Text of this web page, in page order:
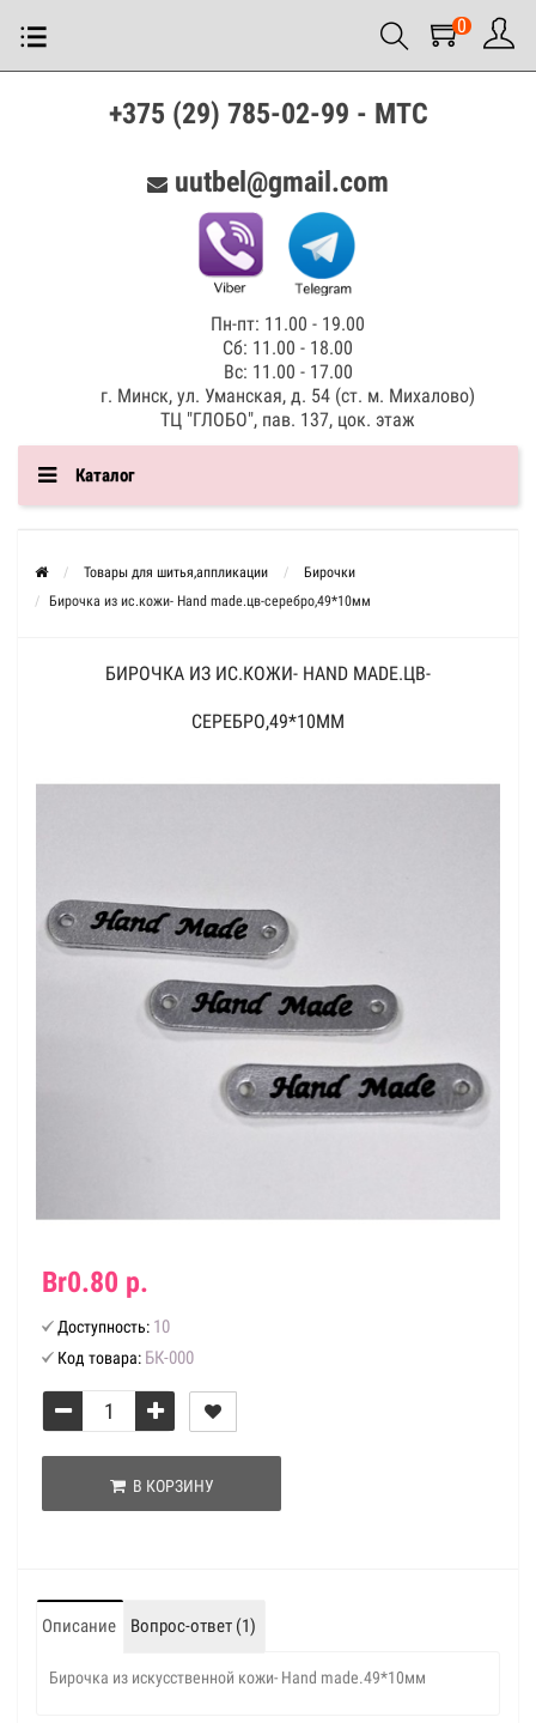
0
+375 (29) 785-02-99 - МТС
uutbel@gmail.com
Пн-пт: 11.00 - 19.00
Сб: 11.00 - 18.00
Вс: 11.00 - 17.00
г. Минск, ул. Уманская, д. 54 (ст. м. Михалово)
ТЦ "ГЛОБО", пав. 137, цок. этаж
Каталог
Товары для шитья,аппликации
Бирочки
Бирочка из ис.кожи- Hand made.цв-серебро,49*10мм
БИРОЧКА ИЗ ИС.КОЖИ- HAND MADE.ЦВ-
СЕРЕБРО,49*10ММ
Br0.80 р.
Доступность: 10
Код товара: БК-000
В КОРЗИНУ
Описание Вопрос-ответ (1)
Бирочка из искусственной кожи- Hand made.49*10мм